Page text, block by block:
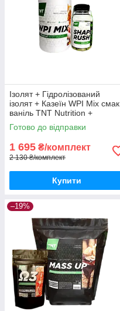
Ізолят + Гідролізований
ізолят + Казеїн WPI Mix смак
ваніль TNT Nutrition +
Жироспалювач Shape Rush
Готово до відправки
1 695 ₴/комплект
2 130 ₴/комплект
Купити
–19%